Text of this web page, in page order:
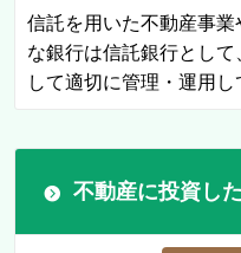
信託を用いた不動産事
な銀行は信託銀行とし
して適切に管理・運用し
不動産に投資し